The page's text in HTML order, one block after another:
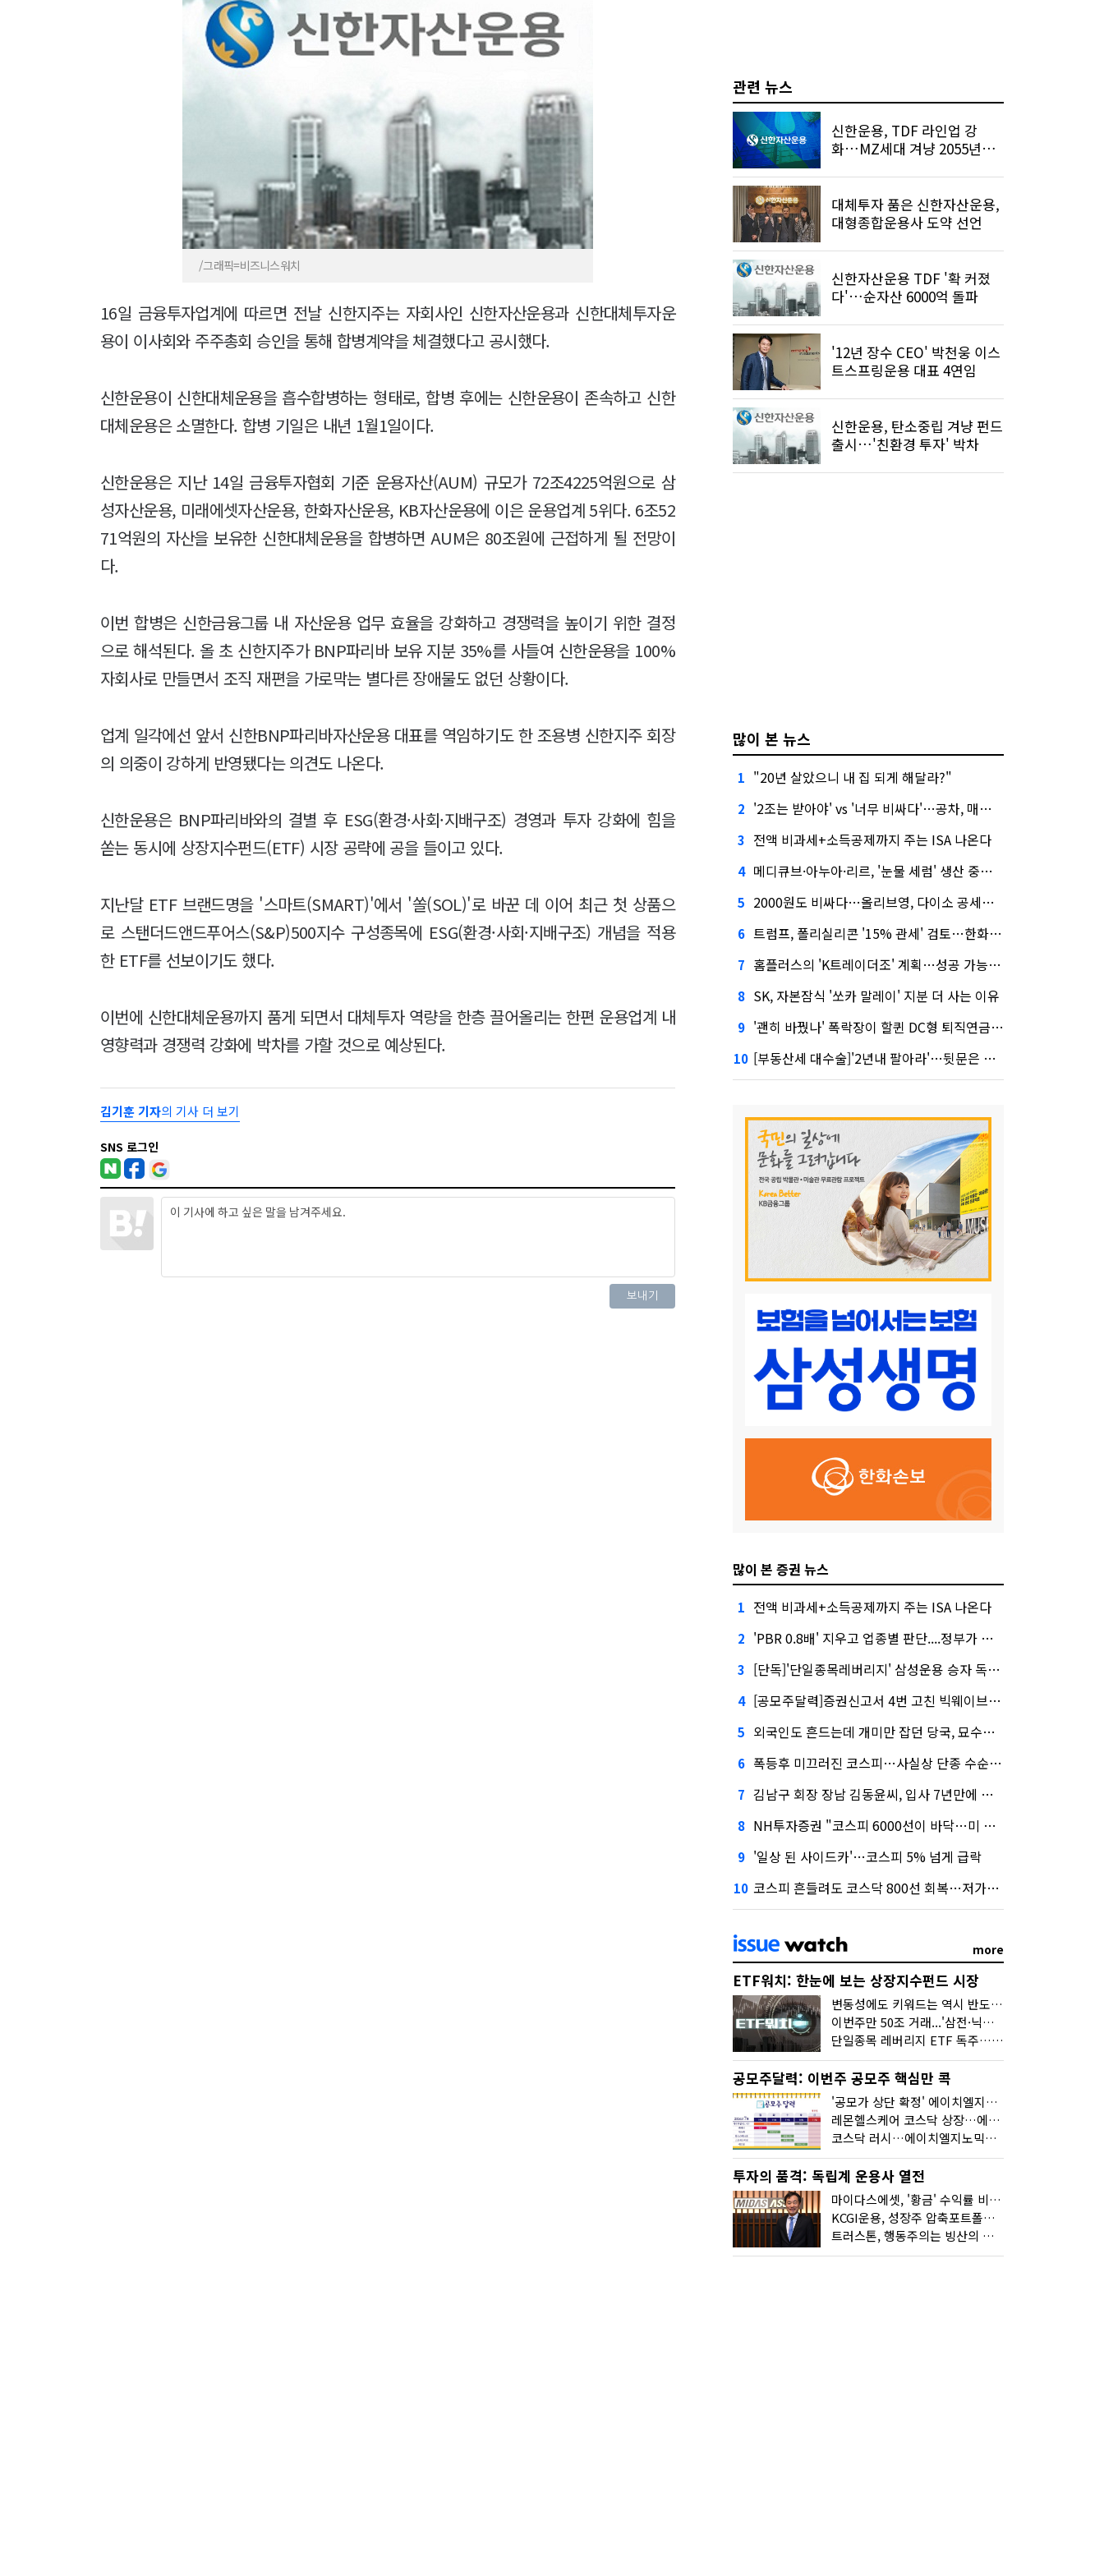
/그래픽=비즈니스워치
16일 금융투자업계에 따르면 전날 신한지주는 자회사인 신한자산운용과 신한대체투자운
용이 이사회와 주주총회 승인을 통해 합병계약을 체결했다고 공시했다.
신한운용이 신한대체운용을 흡수합병하는 형태로, 합병 후에는 신한운용이 존속하고 신한
대체운용은 소멸한다. 합병 기일은 내년 1월1일이다.
신한운용은 지난 14일 금융투자협회 기준 운용자산(AUM) 규모가 72조4225억원으로 삼
성자산운용, 미래에셋자산운용, 한화자산운용, KB자산운용에 이은 운용업계 5위다. 6조52
71억원의 자산을 보유한 신한대체운용을 합병하면 AUM은 80조원에 근접하게 될 전망이
다.
이번 합병은 신한금융그룹 내 자산운용 업무 효율을 강화하고 경쟁력을 높이기 위한 결정
으로 해석된다. 올 초 신한지주가 BNP파리바 보유 지분 35%를 사들여 신한운용을 100%
자회사로 만들면서 조직 재편을 가로막는 별다른 장애물도 없던 상황이다.
업계 일각에선 앞서 신한BNP파리바자산운용 대표를 역임하기도 한 조용병 신한지주 회장
의 의중이 강하게 반영됐다는 의견도 나온다.
신한운용은 BNP파리바와의 결별 후 ESG(환경·사회·지배구조) 경영과 투자 강화에 힘을
쏟는 동시에 상장지수펀드(ETF) 시장 공략에 공을 들이고 있다.
지난달 ETF 브랜드명을 '스마트(SMART)'에서 '쏠(SOL)'로 바꾼 데 이어 최근 첫 상품으
로 스탠더드앤드푸어스(S&P)500지수 구성종목에 ESG(환경·사회·지배구조) 개념을 적용
한 ETF를 선보이기도 했다.
이번에 신한대체운용까지 품게 되면서 대체투자 역량을 한층 끌어올리는 한편 운용업계 내
영향력과 경쟁력 강화에 박차를 가할 것으로 예상된다.
김기훈 기자의 기사 더 보기
SNS 로그인
관련 뉴스
신한운용, TDF 라인업 강
화…MZ세대 겨냥 2055년형
대체투자 품은 신한자산운용,
대형종합운용사 도약 선언
신한자산운용 TDF '확 커졌
다'…순자산 6000억 돌파
'12년 장수 CEO' 박천웅 이스
트스프링운용 대표 4연임
신한운용, 탄소중립 겨냥 펀드
출시…'친환경 투자' 박차
많이 본 뉴스
1 "20년 살았으니 내 집 되게 해달라?"
2 '2조는 받아야' vs '너무 비싸다'…공차, 매각 성공할까
3 전액 비과세+소득공제까지 주는 ISA 나온다
4 메디큐브·아누아·리르, '눈물 세럼' 생산 중단한다
5 2000원도 비싸다…올리브영, 다이소 공세에 '가성비'로 맞불
6 트럼프, 폴리실리콘 '15% 관세' 검토…한화큐셀·OCI 영향은?
7 홈플러스의 'K트레이더조' 계획…성공 가능성은 '글쎄'
8 SK, 자본잠식 '쏘카 말레이' 지분 더 사는 이유
9 '괜히 바꿨나' 폭락장이 할퀸 DC형 퇴직연금…전문가 조언은
10 [부동산세 대수술]'2년내 팔아라'…뒷문은 열었다
많이 본 증권 뉴스
1 전액 비과세+소득공제까지 주는 ISA 나온다
2 'PBR 0.8배' 지우고 업종별 판단....정부가 제시한 '주가 누르기' 방지법
3 [단독]'단일종목레버리지' 삼성운용 승자 독식...운용수익 미래에셋의 6배
4 [공모주달력]증권신고서 4번 고친 빅웨이브로보틱스, 수요예측
5 외국인도 흔드는데 개미만 잡던 당국, 묘수는 과다호가부담금?
6 폭등후 미끄러진 코스피…사실상 단종 수순 밟는 '단종레'
7 김남구 회장 장남 김동윤씨, 입사 7년만에 한투증권 임원 승진
8 NH투자증권 "코스피 6000선이 바닥…미 금리 안정 후 추가 회복"
9 '일상 된 사이드카'…코스피 5% 넘게 급락
10 코스피 흔들려도 코스닥 800선 회복…저가매수세 유입
more
ETF워치: 한눈에 보는 상장지수펀드 시장
변동성에도 키워드는 역시 반도체…신상품은 우주·방산
이번주만 50조 거래...'삼전·닉스 레버리지' 수익률은 -30%
단일종목 레버리지 ETF 독주…'증시 블랙홀'
공모주달력: 이번주 공모주 핵심만 콕
'공모가 상단 확정' 에이치엘지노믹스 청약
레몬헬스케어 코스닥 상장…에이치엘지노믹스 수요예측
코스닥 러시…에이치엘지노믹스 수요예측·레메디 청약
투자의 품격: 독립계 운용사 열전
마이다스에셋, '황금' 수익률 비결은 '꾸준함'
KCGI운용, 성장주 압축포트폴리오로 새 길을 그리다
트러스톤, 행동주의는 빙산의 일각...진정한 힘은 '주식형 강자'